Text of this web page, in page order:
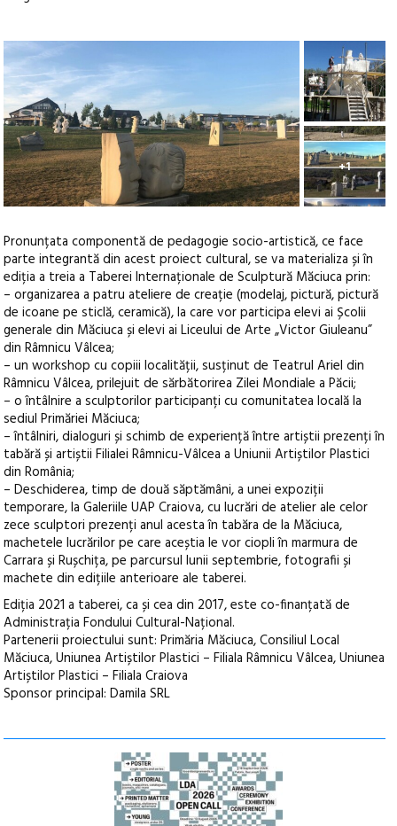
+1
Pronunțata componentă de pedagogie socio-artistică, ce face
parte integrantă din acest proiect cultural, se va materializa și în
ediția a treia a Taberei Internaționale de Sculptură Măciuca prin:
– organizarea a patru ateliere de creație (modelaj, pictură, pictură
de icoane pe sticlă, ceramică), la care vor participa elevi ai Școlii
generale din Măciuca și elevi ai Liceului de Arte „Victor Giuleanu”
din Râmnicu Vâlcea;
– un workshop cu copiii localității, susținut de Teatrul Ariel din
Râmnicu Vâlcea, prilejuit de sărbătorirea Zilei Mondiale a Păcii;
– o întâlnire a sculptorilor participanți cu comunitatea locală la
sediul Primăriei Măciuca;
– întâlniri, dialoguri și schimb de experiență între artiștii prezenți în
tabără și artiștii Filialei Râmnicu-Vâlcea a Uniunii Artiștilor Plastici
din România;
– Deschiderea, timp de două săptămâni, a unei expoziții
temporare, la Galeriile UAP Craiova, cu lucrări de atelier ale celor
zece sculptori prezenți anul acesta în tabăra de la Măciuca,
machetele lucrărilor pe care aceștia le vor ciopli în marmura de
Carrara și Rușchița, pe parcursul lunii septembrie, fotografii și
machete din edițiile anterioare ale taberei.
Ediția 2021 a taberei, ca și cea din 2017, este co-finanțată de
Administrația Fondului Cultural-Național.
Partenerii proiectului sunt: Primăria Măciuca, Consiliul Local
Măciuca, Uniunea Artiștilor Plastici – Filiala Râmnicu Vâlcea, Uniunea
Artiștilor Plastici – Filiala Craiova
Sponsor principal: Damila SRL